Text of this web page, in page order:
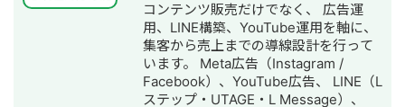
WEBサイトの分析レポートを作成しま
す。 連絡の際に「名鑑見たよ」とご一
報ください。 【詳細プロフィール】
BtoB企業のマーケティング支援をして
います。 大手・エンプラ系事業会社で
の経験が豊富です。 ・GA4等データを
コンテンツ販売だけでなく、 広告運
用、LINE構築、YouTube運用を軸に、
集客から売上までの導線設計を行って
います。 Meta広告（Instagram /
Facebook）、YouTube広告、 LINE（L
ステップ・UTAGE・L Message）、